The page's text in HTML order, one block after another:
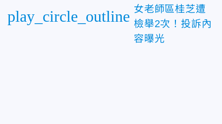
play_circle_outline 女老師區桂芝遭
檢舉2次！投訴內
容曝光